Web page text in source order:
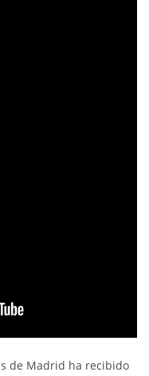
de Madrid ha recibido